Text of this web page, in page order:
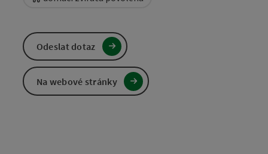
Odeslat dotaz
Na webové stránky